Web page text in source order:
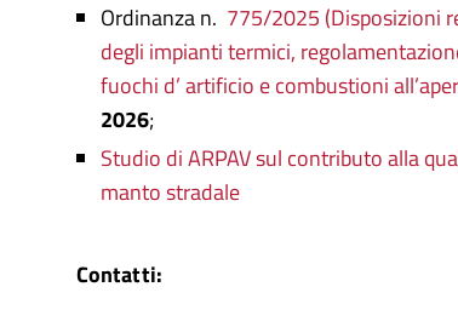
Ordinanza n. 775/2025 (Disposizioni
degli impianti termici,
fuochi d’ artificio e combustioni
2026;
Studio di ARPAV sul contributo alla
manto stradale
Contatti: